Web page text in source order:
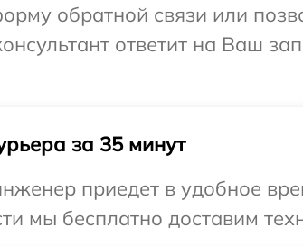
обратной связи или
ответит на Ваш
за 35 минут
приедет в удобное
мы бесплатно доставим